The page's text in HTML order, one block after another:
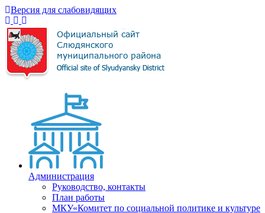
Версия для слабовидящих
Администрация
Руководство, контакты
План работы
МКУ«Комитет по социальной политике и культуре